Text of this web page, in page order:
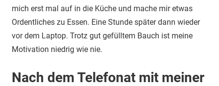
mich erst mal auf in die Küche und mache mir etwas
Ordentliches zu Essen. Eine Stunde später dann wieder
vor dem Laptop. Trotz gut gefülltem Bauch ist meine
Motivation niedrig wie nie.
Nach dem Telefonat mit meiner